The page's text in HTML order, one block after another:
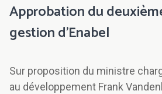
Approbation du
gestion d'Enabel
Sur proposition du ministre
au développement Frank